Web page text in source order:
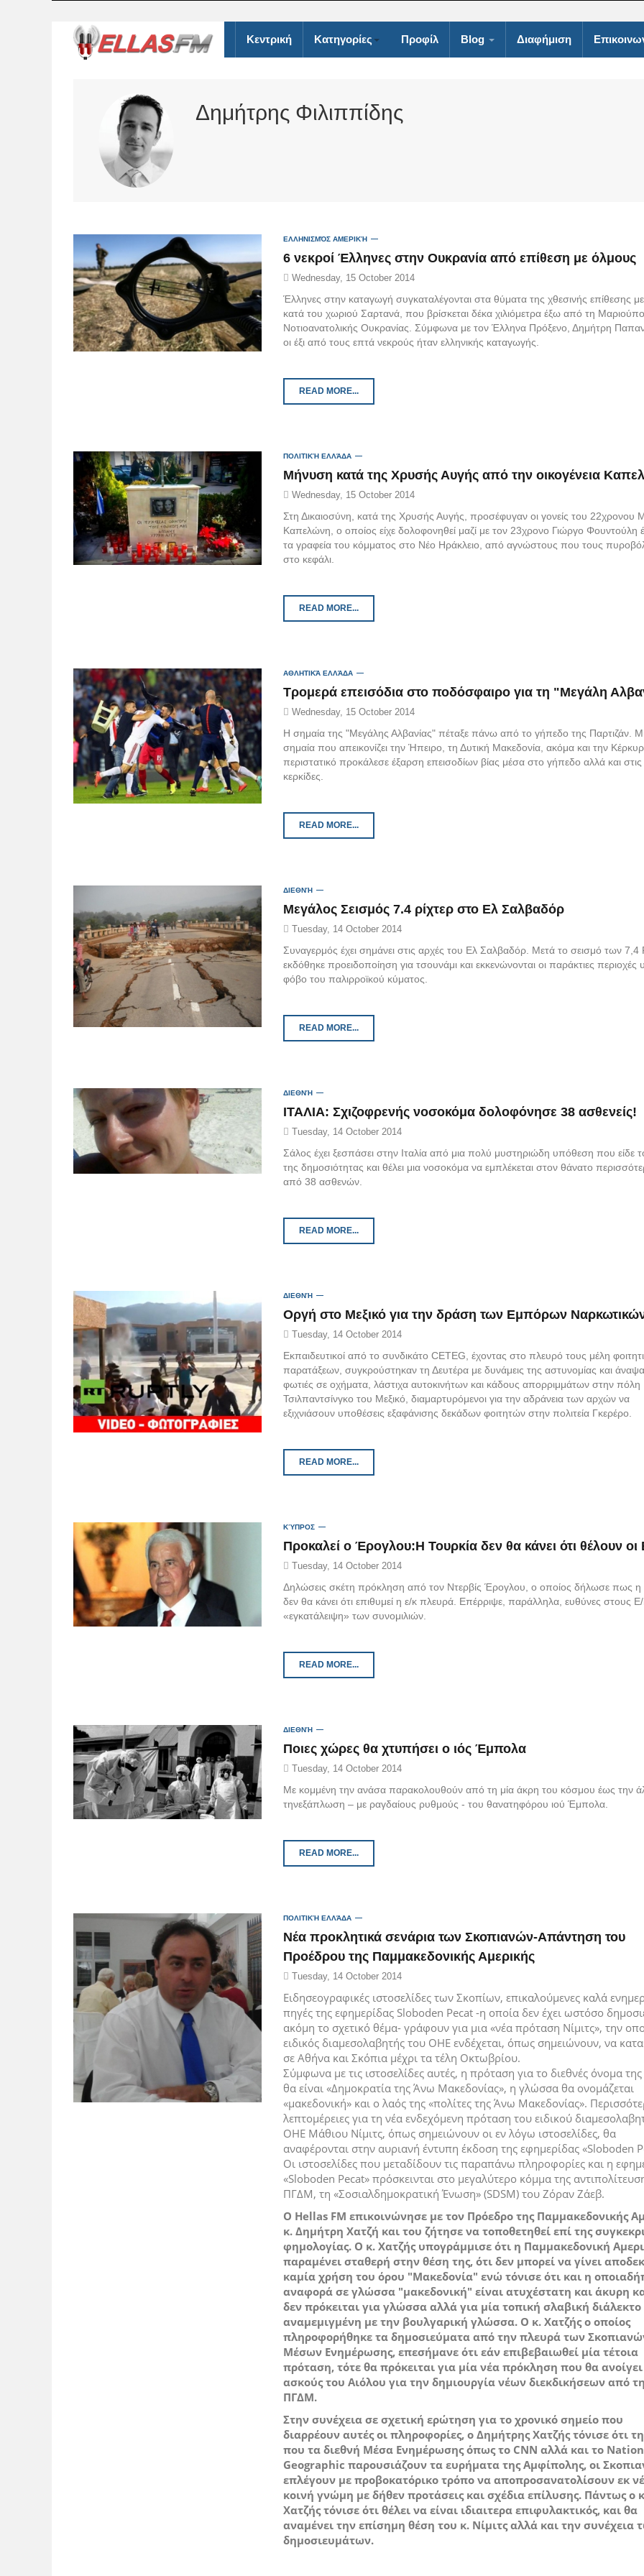
Κεντρική Κατηγορίες Προφίλ Blog Διαφήμιση
Δημήτρης Φιλιππίδης
ΕΛΛΗΝΙΣΜΌΣ ΑΜΕΡΙΚΉ
6 νεκροί Έλληνες στην Ουκρανία από επίθεση με όλμους
Wednesday, 15 October 2014
Έλληνες στην καταγωγή συγκαταλέγονται στα θύματα της χθεσινής επίθεσης
κατά του χωριού Σαρτανά, που βρίσκεται δέκα χιλιόμετρα έξω από τη
Νοτιοανατολικής Ουκρανίας. Σύμφωνα με τον Έλληνα Πρόξενο, Δημήτρη
οι έξι από τους επτά νεκρούς ήταν ελληνικής καταγωγής.
READ MORE...
ΠΟΛΙΤΙΚΉ ΕΛΛΆΔΑ
Μήνυση κατά της Χρυσής Αυγής από την οικογένεια
Wednesday, 15 October 2014
Στη Δικαιοσύνη, κατά της Χρυσής Αυγής, προσέφυγαν οι γονείς του 22χρονου
Καπελώνη, ο οποίος είχε δολοφονηθεί μαζί με τον 23χρονο Γιώργο Φουντούλη
τα γραφεία του κόμματος στο Νέο Ηράκλειο, από αγνώστους που τους
στο κεφάλι.
READ MORE...
ΑΘΛΗΤΙΚΆ ΕΛΛΆΔΑ
Τρομερά επεισόδια στο ποδόσφαιρο για τη "Μεγάλη
Wednesday, 15 October 2014
Η σημαία της "Μεγάλης Αλβανίας" πέταξε πάνω από το γήπεδο της Παρτιζάν.
σημαία που απεικονίζει την Ήπειρο, τη Δυτική Μακεδονία, ακόμα και την
περιστατικό προκάλεσε έξαρση επεισοδίων βίας μέσα στο γήπεδο αλλά και στις
κερκίδες.
READ MORE...
ΔΙΕΘΝΉ
Μεγάλος Σεισμός 7.4 ρίχτερ στο Ελ Σαλβαδόρ
Tuesday, 14 October 2014
Συναγερμός έχει σημάνει στις αρχές του Ελ Σαλβαδόρ. Μετά το σεισμό των 7,4
εκδόθηκε προειδοποίηση για τσουνάμι και εκκενώνονται οι παράκτιες περιοχές
φόβο του παλιρροϊκού κύματος.
READ MORE...
ΔΙΕΘΝΉ
ΙΤΑΛΙΑ: Σχιζοφρενής νοσοκόμα δολοφόνησε 38 ασθενείς!
Tuesday, 14 October 2014
Σάλος έχει ξεσπάσει στην Ιταλία από μια πολύ μυστηριώδη υπόθεση που είδε
της δημοσιότητας και θέλει μια νοσοκόμα να εμπλέκεται στον θάνατο
από 38 ασθενών.
READ MORE...
ΔΙΕΘΝΉ
Oργή στο Μεξικό για την δράση των Εμπόρων
Tuesday, 14 October 2014
Εκπαιδευτικοί από το συνδικάτο CETEG, έχοντας στο πλευρό τους μέλη
παρατάξεων, συγκρούστηκαν τη Δευτέρα με δυνάμεις της αστυνομίας και
φωτιές σε οχήματα, λάστιχα αυτοκινήτων και κάδους απορριμμάτων στην πόλη
Τσιλπαντσίνγκο του Μεξικό, διαμαρτυρόμενοι για την αδράνεια των αρχών να
εξιχνιάσουν υποθέσεις εξαφάνισης δεκάδων φοιτητών στην πολιτεία Γκερέρο.
READ MORE...
ΚΎΠΡΟΣ
Προκαλεί ο Έρογλου:Η Τουρκία δεν θα κάνει ότι θέλουν οι
Tuesday, 14 October 2014
Δηλώσεις σκέτη πρόκληση από τον Ντερβίς Έρογλου, ο οποίος δήλωσε πως η
δεν θα κάνει ότι επιθυμεί η ε/κ πλευρά. Επέρριψε, παράλληλα, ευθύνες στους Ε/
«εγκατάλειψη» των συνομιλιών.
READ MORE...
ΔΙΕΘΝΉ
Ποιες χώρες θα χτυπήσει ο ιός Έμπολα
Tuesday, 14 October 2014
Με κομμένη την ανάσα παρακολουθούν από τη μία άκρη του κόσμου έως την
τηνεξάπλωση – με ραγδαίους ρυθμούς - του θανατηφόρου ιού Έμπολα.
READ MORE...
ΠΟΛΙΤΙΚΉ ΕΛΛΆΔΑ
Νέα προκλητικά σενάρια των Σκοπιανών-Απάντηση του
Προέδρου της Παμμακεδονικής Αμερικής
Tuesday, 14 October 2014
Ειδησεογραφικές ιστοσελίδες των Σκοπίων, επικαλούμενες καλά
πηγές της εφημερίδας Sloboden Pecat -η οποία δεν έχει ωστόσο
ακόμη το σχετικό θέμα- γράφουν για μια «νέα πρόταση Νίμιτς», την
ειδικός διαμεσολαβητής του ΟΗΕ ενδέχεται, όπως σημειώνουν, να
σε Αθήνα και Σκόπια μέχρι τα τέλη Οκτωβρίου.
Σύμφωνα με τις ιστοσελίδες αυτές, η πρόταση για το διεθνές όνομα
θα είναι «Δημοκρατία της Άνω Μακεδονίας», η γλώσσα θα ονομάζεται
«μακεδονική» και ο λαός της «πολίτες της Άνω Μακεδονίας».
λεπτομέρειες για τη νέα ενδεχόμενη πρόταση του ειδικού
ΟΗΕ Μάθιου Νίμιτς, όπως σημειώνουν οι εν λόγω ιστοσελίδες, θα
αναφέρονται στην αυριανή έντυπη έκδοση της εφημερίδας «Sloboden
Οι ιστοσελίδες που μεταδίδουν τις παραπάνω πληροφορίες και η
«Sloboden Pecat» πρόσκεινται στο μεγαλύτερο κόμμα της
ΠΓΔΜ, τη «Σοσιαλδημοκρατική Ένωση» (SDSM) του Ζόραν Ζάεβ.
Ο Hellas FM επικοινώνησε με τον Πρόεδρο της Παμμακεδονικής
κ. Δημήτρη Χατζή και του ζήτησε να τοποθετηθεί επί της
φημολογίας. Ο κ. Χατζής υπογράμμισε ότι η Παμμακεδονική
παραμένει σταθερή στην θέση της, ότι δεν μπορεί να γίνει
καμία χρήση του όρου "Μακεδονία" ενώ τόνισε ότι και η
αναφορά σε γλώσσα "μακεδονική" είναι ατυχέστατη και άκυρη
δεν πρόκειται για γλώσσα αλλά για μία τοπική σλαβική διάλεκτο
αναμεμιγμένη με την βουλγαρική γλώσσα. Ο κ. Χατζής ο οποίος
πληροφορήθηκε τα δημοσιεύματα από την πλευρά των
Μέσων Ενημέρωσης, επεσήμανε ότι εάν επιβεβαιωθεί μία τέτοια
πρόταση, τότε θα πρόκειται για μία νέα πρόκληση που θα
ασκούς του Αιόλου για την δημιουργία νέων διεκδικήσεων από
ΠΓΔΜ.
Στην συνέχεια σε σχετική ερώτηση για το χρονικό σημείο που
διαρρέουν αυτές οι πληροφορίες, ο Δημήτρης Χατζής τόνισε ότι
που τα διεθνή Μέσα Ενημέρωσηςόπως το CNN αλλά και το
Geographicπαρουσιάζουν τα ευρήματα της Αμφίπολης, οι
επλέγουν με προβοκατόρικο τρόπο να αποπροσανατολίσουν εκ
κοινή γνώμη με δήθεν προτάσεις και σχέδια επίλυσης. Πάντως ο
Χατζής τόνισε ότι θέλει να είναι ιδιαιτερα επιφυλακτικός, και θα
αναμένει την επίσημη θέση του κ. Νίμιτς αλλά και την συνέχεια
δημοσιευμάτων.